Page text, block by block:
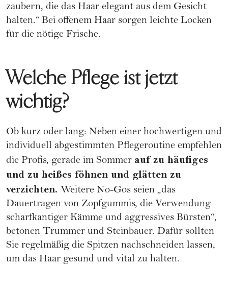
zaubern, die das Haar elegant aus dem Gesicht
halten.“ Bei offenem Haar sorgen leichte Locken
für die nötige Frische.
Welche Pflege ist jetzt
wichtig?
Ob kurz oder lang: Neben einer hochwertigen und
individuell abgestimmten Pflegeroutine empfehlen
die Profis, gerade im Sommer auf zu häufiges
und zu heißes föhnen und glätten zu
verzichten. Weitere No-Gos seien „das
Dauertragen von Zopfgummis, die Verwendung
scharfkantiger Kämme und aggressives Bürsten“,
betonen Trummer und Steinbauer. Dafür sollten
Sie regelmäßig die Spitzen nachschneiden lassen,
um das Haar gesund und vital zu halten.